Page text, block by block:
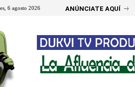
6 agosto 2026 ANÚNCIATE AQUÍ